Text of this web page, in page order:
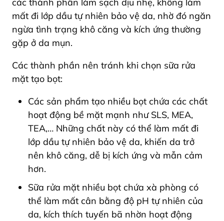
mất đi lớp dầu tự nhiên bảo vệ da, nhờ đó ngăn
ngừa tình trạng khô căng và kích ứng thường
gặp ở da mụn.
Các thành phần nên tránh khi chọn sữa rửa
mặt tạo bọt:
Các sản phẩm tạo nhiều bọt chứa các chất
hoạt động bề mặt mạnh như SLS, MEA,
TEA,… Những chất này có thể làm mất đi
lớp dầu tự nhiên bảo vệ da, khiến da trở
nên khô căng, dễ bị kích ứng và mẫn cảm
hơn.
Sữa rửa mặt nhiều bọt chứa xà phòng có
thể làm mất cân bằng độ pH tự nhiên của
da, kích thích tuyến bã nhờn hoạt động